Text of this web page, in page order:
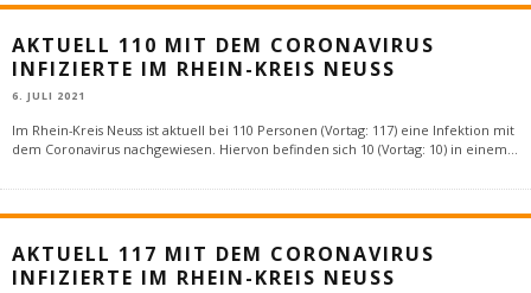
AKTUELL 110 MIT DEM CORONAVIRUS
INFIZIERTE IM RHEIN-KREIS NEUSS
6. JULI 2021
Im Rhein-Kreis Neuss ist aktuell bei 110 Personen (Vortag: 117) eine Infektion mit
dem Coronavirus nachgewiesen. Hiervon befinden sich 10 (Vortag: 10) in einem...
AKTUELL 117 MIT DEM CORONAVIRUS
INFIZIERTE IM RHEIN-KREIS NEUSS